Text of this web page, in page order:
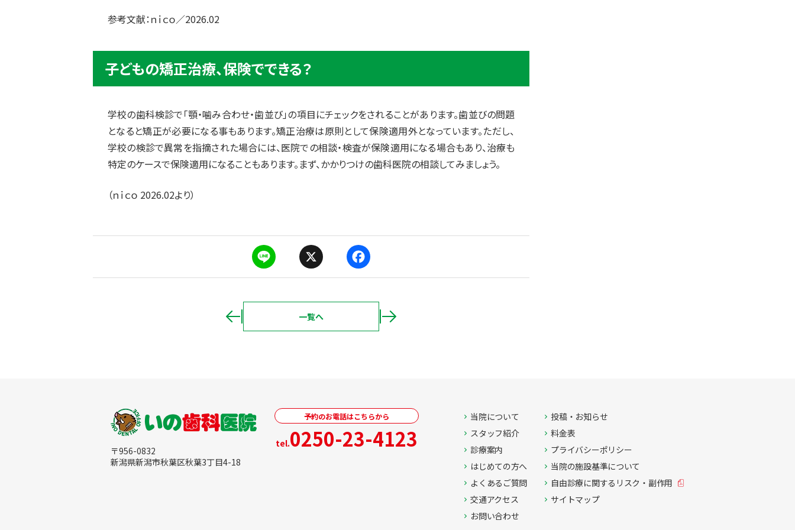
参考文献：ｎｉｃｏ／2026.02
子どもの矯正治療、保険でできる？
学校の歯科検診で「顎・噛み合わせ・歯並び」の項目にチェックをされることがあります。歯並びの問題
となると矯正が必要になる事もあります。矯正治療は原則として保険適用外となっています。ただし、
学校の検診で異常を指摘された場合には、医院での相談・検査が保険適用になる場合もあり、治療も
特定のケースで保険適用になることもあります。まず、かかりつけの歯科医院の相談してみましょう。
（ｎｉｃｏ 2026.02より）
L
e
X F
e
o
ページ送り
一覧へ
〒956-0832
新潟県新潟市秋葉区秋葉3丁目4-18
予約のお電話はこちらから
tel.0250-23-4123
当院について
スタッフ紹介
診療案内
はじめての方へ
よくあるご質問
交通アクセス
お問い合わせ
投稿・お知らせ
料金表
プライバシーポリシー
当院の施設基準について
自由診療に関する リスク・副作用
サイトマップ